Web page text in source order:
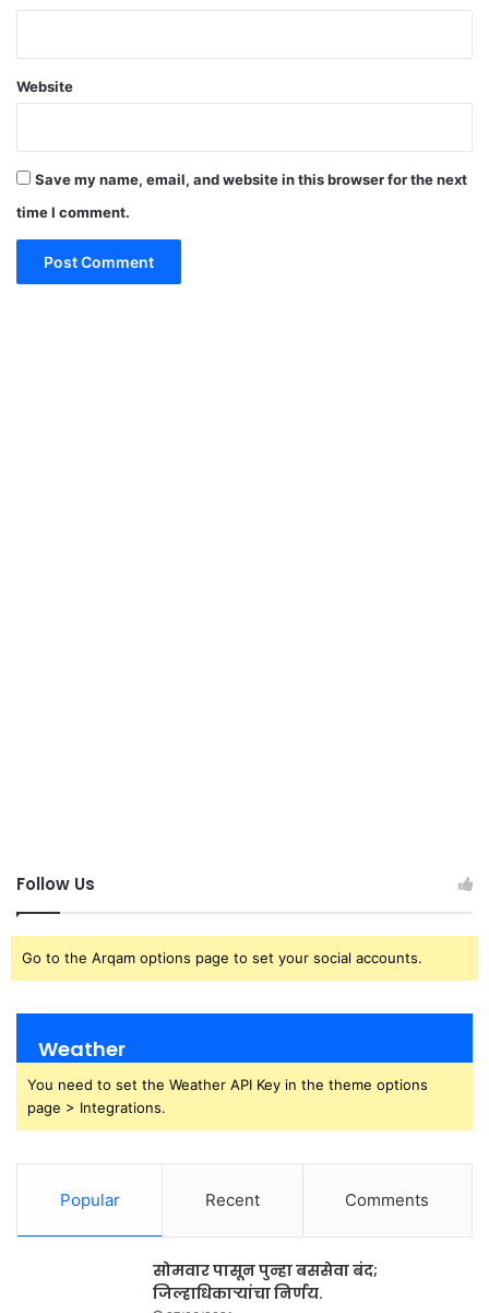
Website
Save my name, email, and website in this browser for the next
time I comment.
Follow Us
Go to the Arqam options page to set your social accounts.
Weather
You need to set the Weather API Key in the theme options
page > Integrations.
Popular Recent Comments
सोमवार पासून पुन्हा बससेवा बंद;
जिल्हाधिकाऱ्यांचा निर्णय.